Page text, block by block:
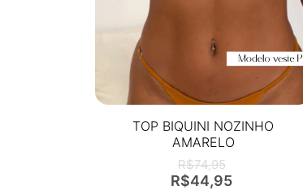
TOP BIQUINI NOZINHO
AMARELO
R$74,95
R$44,95